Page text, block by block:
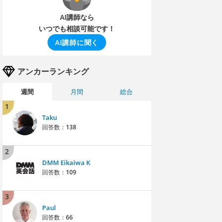
AI講師なら
いつでも相談可能です！
AI講師に聞く
アンカーランキング
週間 月間 総合
1
Taku
回答数： 138
2
DMM Eikaiwa K
回答数： 109
3
Paul
回答数： 66